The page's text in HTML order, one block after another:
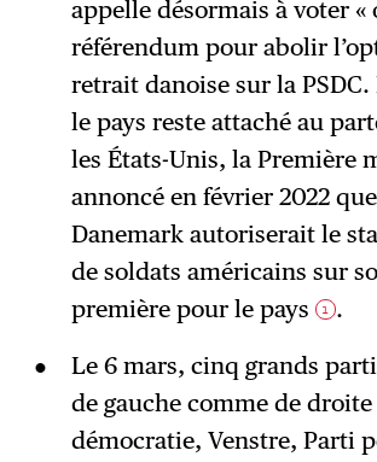
appelle désormais à voter «
référendum pour abolir
retrait danoise sur la
le pays reste attaché au
les États-Unis, la Première
annoncé en février 2022
Danemark autoriserait le
de soldats américains sur
première pour le pays
1 .
Le 6 mars, cinq grands
de gauche comme de
démocratie, Venstre, Parti